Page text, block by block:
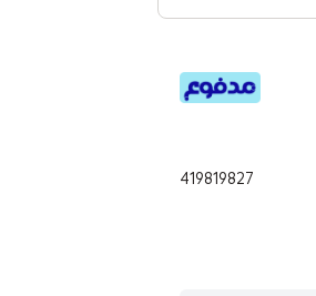
419819827